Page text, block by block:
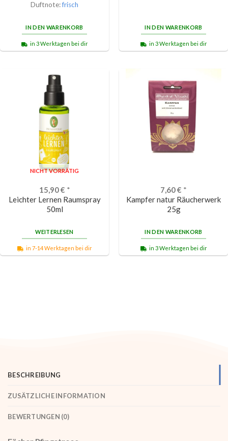
Duftnote:frisch
IN DEN WARENKORB
in 3 Werktagen bei dir
IN DEN WARENKORB
in 3 Werktagen bei dir
NICHT VORRÄTIG
15,90€ *
Leichter Lernen Raumspray
50ml
WEITERLESEN
in 7-14 Werktagen bei dir
7,60€ *
Kampfer natur Räucherwerk
25g
IN DEN WARENKORB
in 3 Werktagen bei dir
BESCHREIBUNG
ZUSÄTZLICHE INFORMATION
BEWERTUNGEN (0)